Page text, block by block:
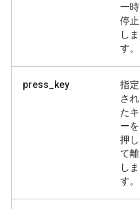
一時
停止
しま
す。
press_key
指定
され
たキ
ーを
押し
て離
しま
す。